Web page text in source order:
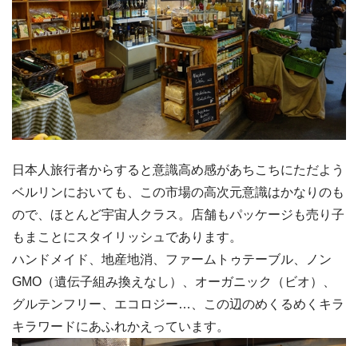
日本人旅行者からすると意識高め感があちこちにただよう
ベルリンにおいても、この市場の高次元意識はかなりのも
ので、ほとんど宇宙人クラス。店舗もパッケージも売り子
もまことにスタイリッシュであります。
ハンドメイド、地産地消、ファームトゥテーブル、ノン
GMO（遺伝子組み換えなし）、オーガニック（ビオ）、
グルテンフリー、エコロジー…、この辺のめくるめくキラ
キラワードにあふれかえっています。